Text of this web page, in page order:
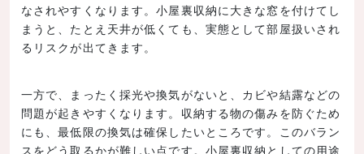
なされやすくなります。小屋裏収納に大きな窓を付けてし
まうと、たとえ天井が低くても、実態として部屋扱いされ
るリスクが出てきます。
一方で、まったく採光や換気がないと、カビや結露などの
問題が起きやすくなります。収納する物の傷みを防ぐため
にも、最低限の換気は確保したいところです。このバラン
スをどう取るかが難しい点です。小屋裏収納としての用途